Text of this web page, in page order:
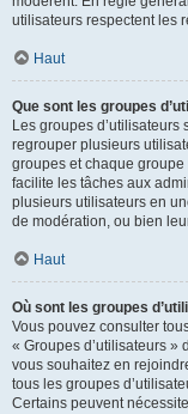
utilisateurs respectent les
Haut
Que sont les groupes
Les groupes
regrouper plusieurs
groupes et chaque
facilite les tâches aux
plusieurs utilisateurs en
de modération, ou bien
Haut
Où sont les groupes
Vous pouvez consulter
« Groupes d’utilisateurs »
vous souhaitez en
tous les groupes
Certains peuvent